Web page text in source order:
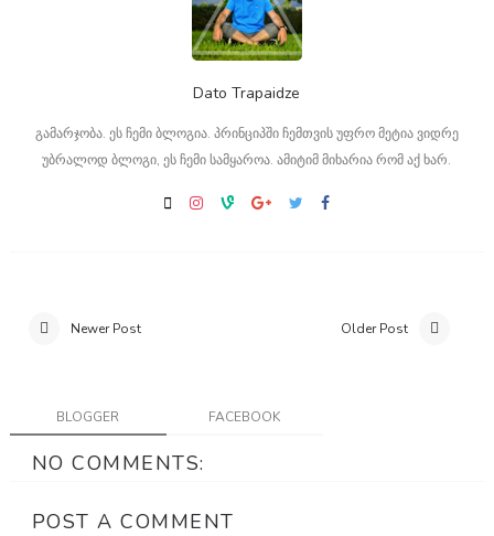
Dato Trapaidze
გამარჯობა. ეს ჩემი ბლოგია. პრინციპში ჩემთვის უფრო მეტია ვიდრე
უბრალოდ ბლოგი, ეს ჩემი სამყაროა. ამიტიმ მიხარია რომ აქ ხარ.
Newer Post Older Post
BLOGGER FACEBOOK
NO COMMENTS:
POST A COMMENT